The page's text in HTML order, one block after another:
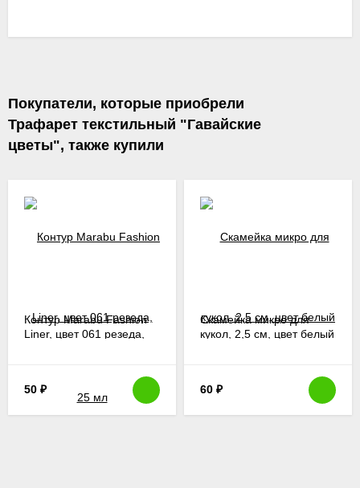
Покупатели, которые приобрели
Трафарет текстильный "Гавайские
цветы", также купили
Контур Marabu Fashion
Liner, цвет 061 резеда,
50 ₽
Скамейка микро для
кукол, 2,5 см, цвет белый
60 ₽